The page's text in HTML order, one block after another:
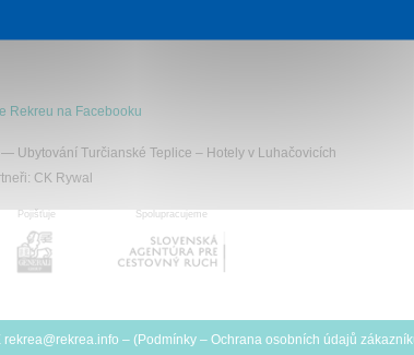
Rekreu na Facebooku
— Ubytování Turčianské Teplice – Hotely v Luhačovicích
CK Rywal
Pojišťuje Spolupracujeme
rekrea@rekrea.info – (Podmínky – Ochrana osobních údajů